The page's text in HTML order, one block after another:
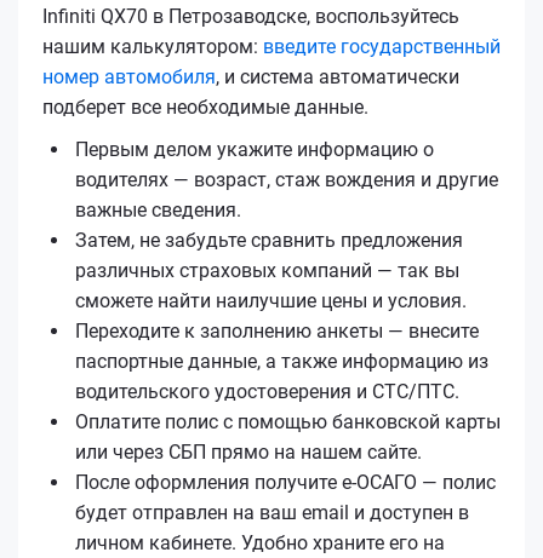
Infiniti QX70 в Петрозаводске, воспользуйтесь
нашим калькулятором: введите государственный
номер автомобиля, и система автоматически
подберет все необходимые данные.
Первым делом укажите информацию о
водителях — возраст, стаж вождения и другие
важные сведения.
Затем, не забудьте сравнить предложения
различных страховых компаний — так вы
сможете найти наилучшие цены и условия.
Переходите к заполнению анкеты — внесите
паспортные данные, а также информацию из
водительского удостоверения и СТС/ПТС.
Оплатите полис с помощью банковской карты
или через СБП прямо на нашем сайте.
После оформления получите е‑ОСАГО — полис
будет отправлен на ваш email и доступен в
личном кабинете. Удобно храните его на